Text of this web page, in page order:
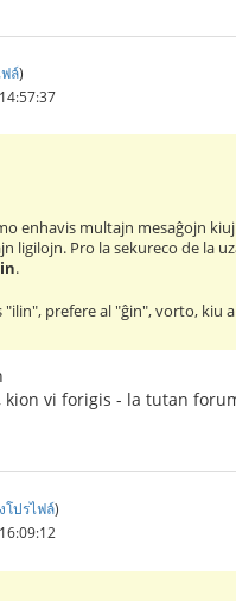
ล์)
enhavis multajn mesaĝojn
ligilojn. Pro la sekureco de la
.
"ilin", prefere al "ĝin", vorto, kiu
kion vi forigis - la tutan
โปรไฟล์)